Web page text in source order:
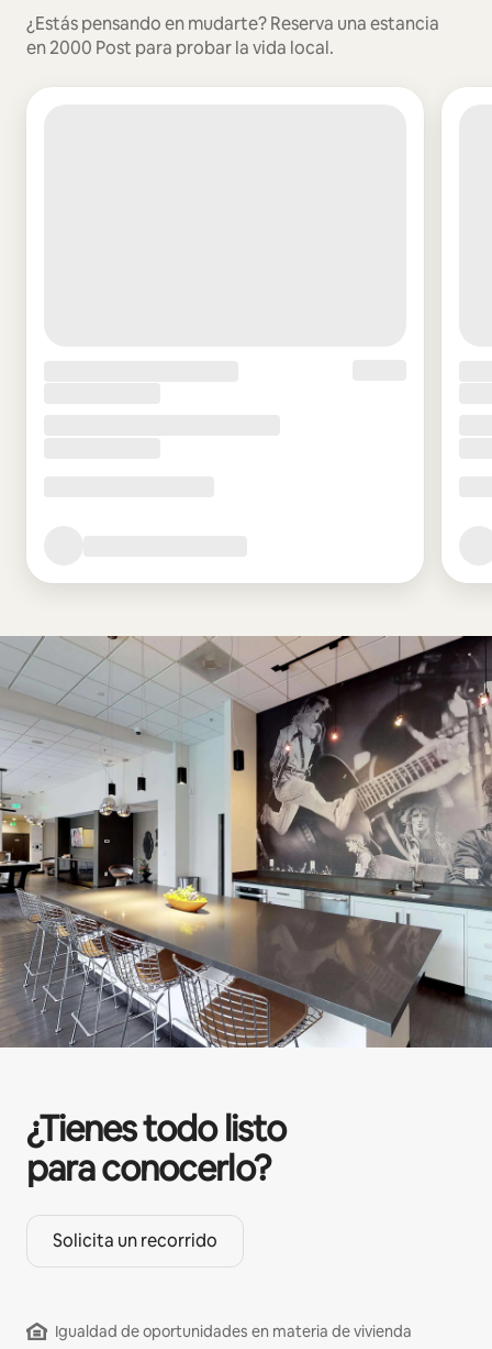
¿Estás pensando en mudarte? Reserva una estancia
en 2000 Post para probar la vida local.
¿Tienes todo listo
para conocerlo?
Solicita un recorrido
Igualdad de oportunidades en materia de vivienda